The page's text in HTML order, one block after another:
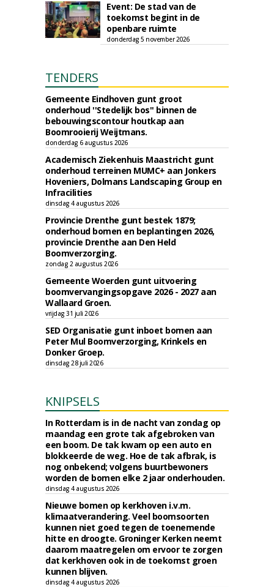
Event: De stad van de
toekomst begint in de
openbare ruimte
donderdag 5 november 2026
TENDERS
Gemeente Eindhoven gunt groot
onderhoud ''Stedelijk bos'' binnen de
bebouwingscontour houtkap aan
Boomrooierij Weijtmans.
donderdag 6 augustus 2026
Academisch Ziekenhuis Maastricht gunt
onderhoud terreinen MUMC+ aan Jonkers
Hoveniers, Dolmans Landscaping Group en
Infracilities
dinsdag 4 augustus 2026
Provincie Drenthe gunt bestek 1879;
onderhoud bomen en beplantingen 2026,
provincie Drenthe aan Den Held
Boomverzorging.
zondag 2 augustus 2026
Gemeente Woerden gunt uitvoering
boomvervangingsopgave 2026 - 2027 aan
Wallaard Groen.
vrijdag 31 juli 2026
SED Organisatie gunt inboet bomen aan
Peter Mul Boomverzorging, Krinkels en
Donker Groep.
dinsdag 28 juli 2026
KNIPSELS
In Rotterdam is in de nacht van zondag op
maandag een grote tak afgebroken van
een boom. De tak kwam op een auto en
blokkeerde de weg. Hoe de tak afbrak, is
nog onbekend; volgens buurtbewoners
worden de bomen elke 2 jaar onderhouden.
dinsdag 4 augustus 2026
Nieuwe bomen op kerkhoven i.v.m.
klimaatverandering. Veel boomsoorten
kunnen niet goed tegen de toenemende
hitte en droogte. Groninger Kerken neemt
daarom maatregelen om ervoor te zorgen
dat kerkhoven ook in de toekomst groen
kunnen blijven.
dinsdag 4 augustus 2026